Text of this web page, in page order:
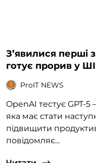
З’явилися перші
готує прорив у ШІ
ProIT NEWS
OpenAI тестує GPT-
яка має стати
підвищити
повідомляє...